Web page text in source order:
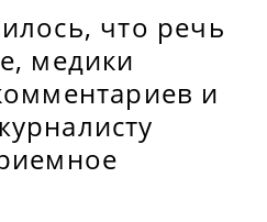
что речь
медики
и